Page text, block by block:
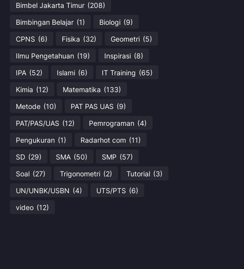
Bimbel Jakarta Timur (208)
Bimbingan Belajar (1) Biologi (9)
CPNS (6) Fisika (32) Geometri (5)
Ilmu Pengetahuan (19) Inspirasi (8)
IPA (52) Islami (6) IT Training (65)
Kimia (12) Matematika (133)
Metode (10) PAT PAS UAS (9)
PAT/PAS/UAS (12) Pemrograman (4)
Pengukuran (1) Radarhot com (11)
SD (29) SMA (50) SMP (57)
Soal (27) Trigonometri (2) Tutorial (3)
UN/UNBK/USBN (4) UTS/PTS (6)
video (12)